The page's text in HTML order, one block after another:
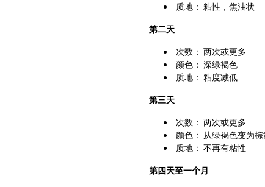
质地： 粘性，焦油状
第二天
次数： 两次或更多
颜色： 深绿褐色
质地： 粘度减低
第三天
次数： 两次或更多
颜色： 从绿褐色变为
质地： 不再有粘性
第四天至一个月